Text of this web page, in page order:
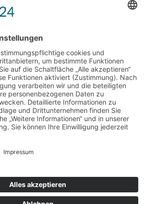
Bethlehemstraße 20
T:+43 732 / 784293
E:office[at]ku-linz.at
Privat-Universität Linz | Alle Rechte
vorbehalten